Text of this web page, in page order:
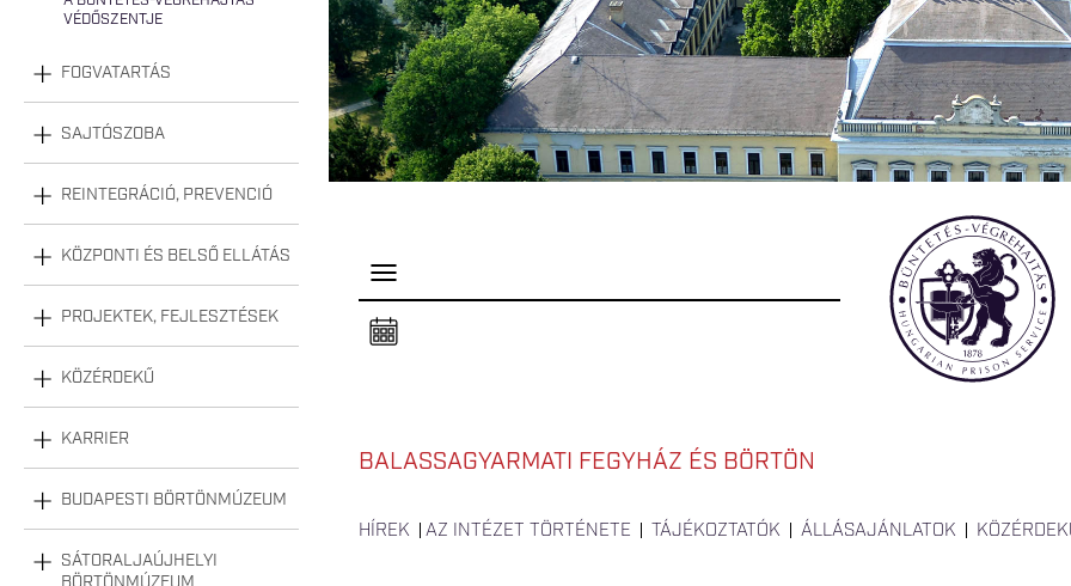
VÉDŐSZENTJE
FOGVATARTÁS
SAJTÓSZOBA
REINTEGRÁCIÓ, PREVENCIÓ
KÖZPONTI ÉS BELSŐ ELLÁTÁS
PROJEKTEK, FEJLESZTÉSEK
KÖZÉRDEKŰ
KARRIER
BUDAPESTI BÖRTÖNMÚZEUM
SÁTORALJAÚJHELYI
P
e
l
s
a
BALASSAGYARMATI FEGYHÁZ ÉS BÖRTÖN
HÍREK AZ INTÉZET TÖRTÉNETE TÁJÉKOZTATÓK ÁLLÁSAJÁNLATOK